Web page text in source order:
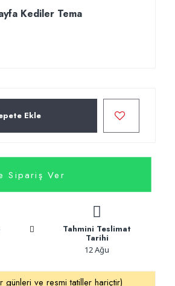
Kediler Tema
Ekle
Sipariş Ver
Tahmini Teslimat
Tarihi
12 Ağu
günleri ve resmi tatiller hariçtir)